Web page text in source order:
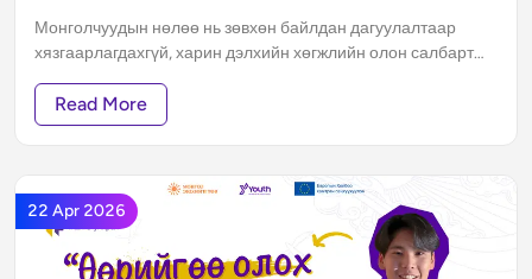
Монголчуудын нөлөө нь зөвхөн байлдан дагуулалтаар
хязгаарлагдахгүй, харин дэлхийн хөгжлийн олон салбарт
Read More
22 Apr 2026